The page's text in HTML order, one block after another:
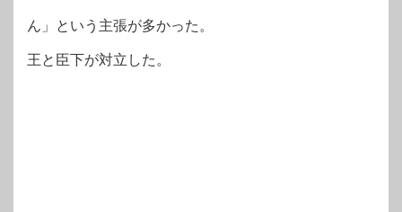
ん」という主張が多かった。
王と臣下が対立した。